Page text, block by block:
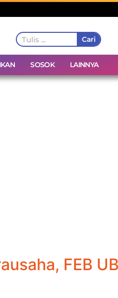
Cari
SOSOK LAINNYA
FEB